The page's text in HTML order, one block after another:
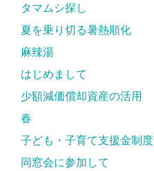
タマムシ探し
夏を乗り切る暑熱順化
麻辣湯
はじめまして
少額減価償却資産の活用
春
子ども・子育て支援金制度
同窓会に参加して